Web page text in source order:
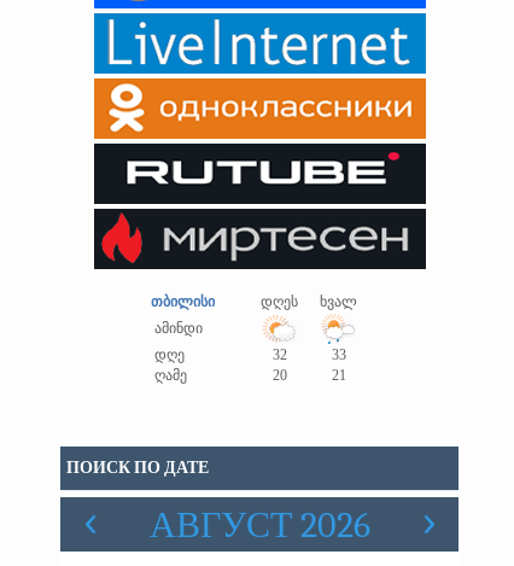
თბილისი დღეს
ხვალ
ამინდი
დღე
32
33
ღამე
20 21
ПОИСК ПО ДАТЕ
АВГУСТ 2026